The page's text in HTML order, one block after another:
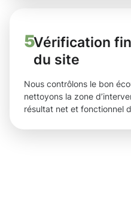
5Vérification
du site
Nous contrôlons le bon
nettoyons la zone
résultat net et fonctionnel